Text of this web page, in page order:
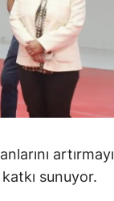
artırmayı
sunuyor.